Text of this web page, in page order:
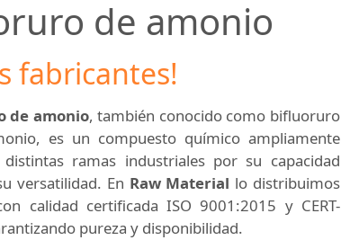
de amonio
fabricantes!
de amonio, también conocido como bifluoruro
es un compuesto químico ampliamente
ramas industriales por su capacidad
versatilidad. En Raw Material lo distribuimos
calidad certificada ISO 9001:2015 y CERT-
pureza y disponibilidad.